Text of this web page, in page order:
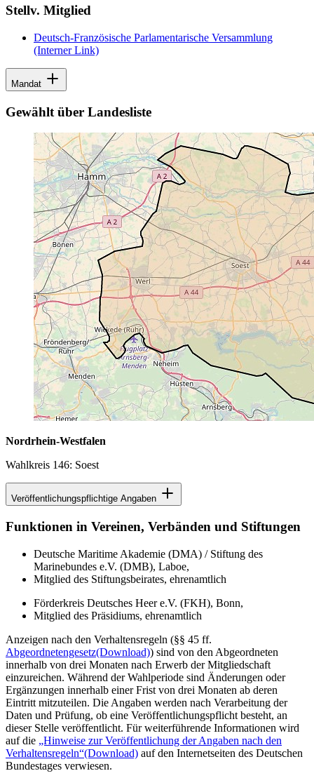
Stellv. Mitglied
Deutsch-Französische Parlamentarische Versammlung
(Interner Link)
Mandat
Gewählt über Landesliste
Nordrhein-Westfalen
Wahlkreis 146: Soest
Veröffentlichungspflichtige Angaben
Funktionen in Vereinen, Verbänden und Stiftungen
Deutsche Maritime Akademie (DMA) / Stiftung des
Marinebundes e.V. (DMB), Laboe,
Mitglied des Stiftungsbeirates, ehrenamtlich
Förderkreis Deutsches Heer e.V. (FKH), Bonn,
Mitglied des Präsidiums, ehrenamtlich
Anzeigen nach den Verhaltensregeln (§§ 45 ff.
Abgeordnetengesetz(Download)) sind von den Abgeordneten
innerhalb von drei Monaten nach Erwerb der Mitgliedschaft
einzureichen. Während der Wahlperiode sind Änderungen oder
Ergänzungen innerhalb einer Frist von drei Monaten ab deren
Eintritt mitzuteilen. Die Angaben werden nach Verarbeitung der
Daten und Prüfung, ob eine Veröffentlichungspflicht besteht, an
dieser Stelle veröffentlicht. Für weiterführende Informationen wird
auf die „Hinweise zur Veröffentlichung der Angaben nach den
Verhaltensregeln“(Download) auf den Internetseiten des Deutschen
Bundestages verwiesen.